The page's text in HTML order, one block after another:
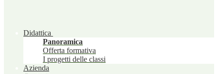
Didattica
Panoramica
Offerta formativa
I progetti delle classi
Azienda